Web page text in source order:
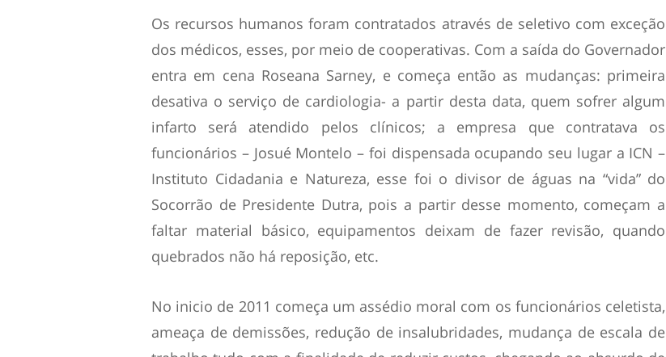
Os recursos humanos foram contratados através de seletivo com exceção
dos médicos, esses, por meio de cooperativas. Com a saída do Governador
entra em cena Roseana Sarney, e começa então as mudanças: primeira
desativa o serviço de cardiologia- a partir desta data, quem sofrer algum
infarto será atendido pelos clínicos; a empresa que contratava os
funcionários – Josué Montelo – foi dispensada ocupando seu lugar a ICN –
Instituto Cidadania e Natureza, esse foi o divisor de águas na “vida” do
Socorrão de Presidente Dutra, pois a partir desse momento, começam a
faltar material básico, equipamentos deixam de fazer revisão, quando
quebrados não há reposição, etc.
No inicio de 2011 começa um assédio moral com os funcionários celetista,
ameaça de demissões, redução de insalubridades, mudança de escala de